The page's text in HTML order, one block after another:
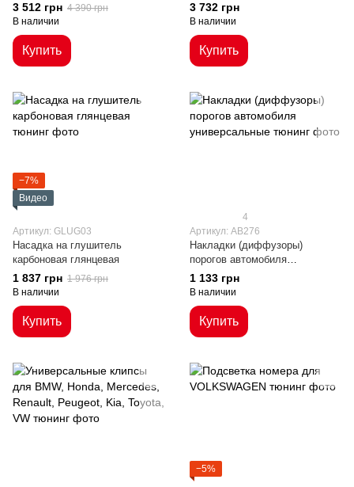
3 512 грн 4 390 грн
В наличии
Купить
3 732 грн
В наличии
Купить
−7%
Видео
Артикул: GLUG03
Насадка на глушитель
карбоновая глянцевая
1 837 грн 1 976 грн
В наличии
Купить
4
Артикул: AB276
Накладки (диффузоры)
порогов автомобиля
универсальные
1 133 грн
В наличии
Купить
−5%